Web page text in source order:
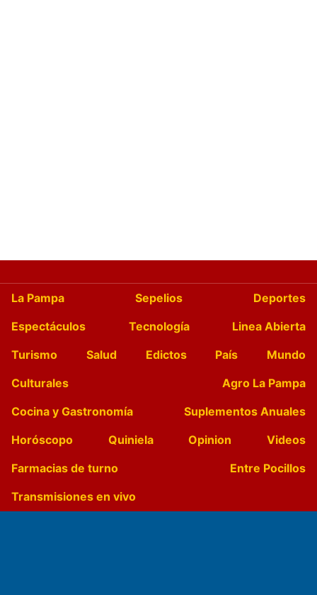
La Pampa Sepelios
Deportes
Espectáculos
Tecnología
Linea Abierta
Turismo
Salud Edictos País
Mundo
Culturales
Agro La Pampa
Cocina y Gastronomía
Suplementos Anuales
Horóscopo
Quiniela Opinion
Videos
Farmacias de turno
Entre Pocillos
Transmisiones en vivo